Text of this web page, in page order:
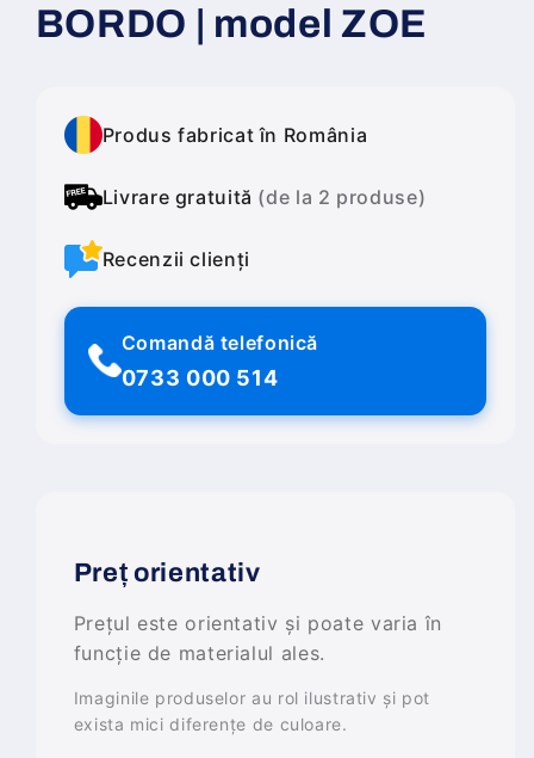
BORDO | model ZOE
Produs fabricat în România
Livrare gratuită (de la 2 produse)
Recenzii clienți
Comandă telefonică
0733 000 514
Preț orientativ
Prețul este orientativ și poate varia în
funcție de materialul ales.
Imaginile produselor au rol ilustrativ și pot
exista mici diferențe de culoare.